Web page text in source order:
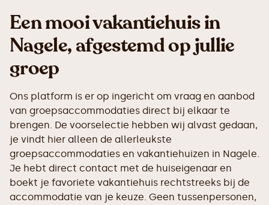
Een mooi vakantiehuis in
Nagele, afgestemd op jullie
groep
Ons platform is er op ingericht om vraag en aanbod
van groepsaccommodaties direct bij elkaar te
brengen. De voorselectie hebben wij alvast gedaan,
je vindt hier alleen de allerleukste
groepsaccommodaties en vakantiehuizen in Nagele.
Je hebt direct contact met de huiseigenaar en
boekt je favoriete vakantiehuis rechtstreeks bij de
accommodatie van je keuze. Geen tussenpersonen,